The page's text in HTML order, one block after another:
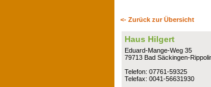
<- Zurück zur Übersicht
Haus Hilgert
Eduard-Mange-Weg 35
79713 Bad Säckingen-
Telefon: 07761-59325
Telefax: 0041-56631930